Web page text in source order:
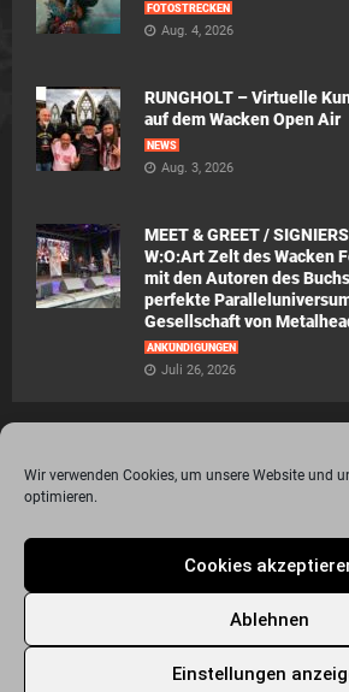
Wir verwenden Cookies, um unsere Website und
optimieren.
Cookies
Ablehnen
Einstellungen
FOTOSTRECKEN
Aug. 4, 2026
RUNGHOLT – Virtuelle
auf dem Wacken Open Air
NEWS
Aug. 3, 2026
MEET & GREET /
W:O:Art Zelt des Wacken
mit den Autoren des
perfekte
Gesellschaft von
ANKÜNDIGUNGEN
Juli 26, 2026
Unterstützung von the surface new
Über Metalogy.de – das Magazin für Metalheadz +
Newsletter Anmeldung
Events
Metalogy.de – Das etwas andere Metal